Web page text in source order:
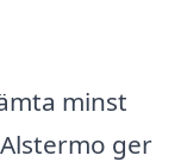
minst
ger